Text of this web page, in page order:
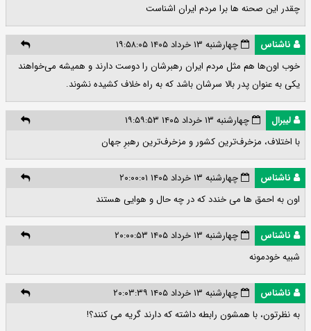
چقدر این صحنه ها برا مردم ایران اشناست
ناشناس
چهارشنبه ۱۳ خرداد ۱۴۰۵ ۱۹:۵۸:۰۵
خوب اون‌ها هم مثل مردم ایران رهبر‌شان را دوست دارند و همیشه می‌خواهند
یکی به عنوان پدر بالا سرشان باشد که به راه خلاف کشیده نشوند.
لیبرال
چهارشنبه ۱۳ خرداد ۱۴۰۵ ۱۹:۵۹:۵۳
با اختلاف، مزخرف‌ترین کشور و مزخرف‌ترین رهبرِ جهان
ناشناس
چهارشنبه ۱۳ خرداد ۱۴۰۵ ۲۰:۰۰:۰۱
اون به احمق ها می خندد که در چه حال و هوایی هستند
ناشناس
چهارشنبه ۱۳ خرداد ۱۴۰۵ ۲۰:۰۰:۵۳
شبیه خودمونه
ناشناس
چهارشنبه ۱۳ خرداد ۱۴۰۵ ۲۰:۰۳:۳۹
به نظرتون، با همشون رابطه داشته که دارند گریه می کنند؟!